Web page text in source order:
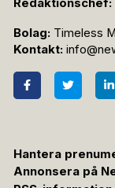
Bolag: Timeless
Kontakt:
Hantera
Annonsera på